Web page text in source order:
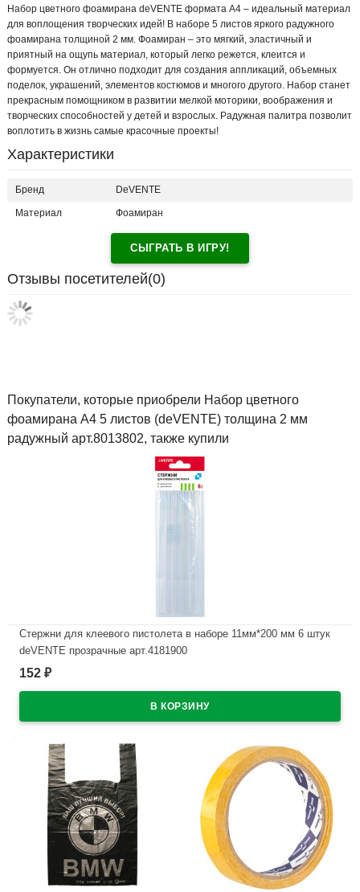
Набор цветного фоамирана deVENTE формата А4 – идеальный материал
для воплощения творческих идей! В наборе 5 листов яркого радужного
фоамирана толщиной 2 мм. Фоамиран – это мягкий, эластичный и
приятный на ощупь материал, который легко режется, клеится и
формуется. Он отлично подходит для создания аппликаций, объемных
поделок, украшений, элементов костюмов и многого другого. Набор станет
прекрасным помощником в развитии мелкой моторики, воображения и
творческих способностей у детей и взрослых. Радужная палитра позволит
воплотить в жизнь самые красочные проекты!
Характеристики
Бренд DeVENTE
Материал Фоамиран
СЫГРАТЬ В ИГРУ!
Отзывы посетителей(0)
Покупатели, которые приобрели Набор цветного
фоамирана А4 5 листов (deVENTE) толщина 2 мм
радужный арт.8013802, также купили
Стержни для клеевого пистолета в наборе 11мм*200 мм 6 штук
deVENTE прозрачные арт.4181900
В наличии
152 ₽